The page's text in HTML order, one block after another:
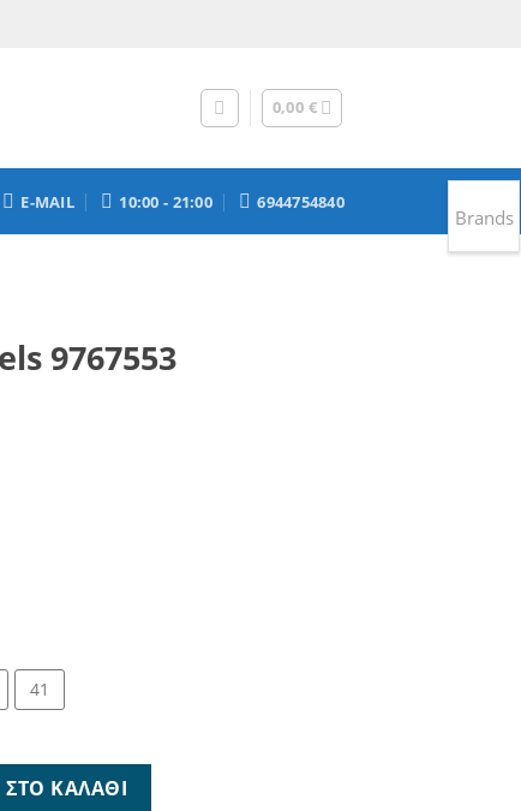
0,00 €
E-MAIL 10:00 - 21:00 6944754840
9767553
€.
41
ΚΑΛΆΘΙ
Brands